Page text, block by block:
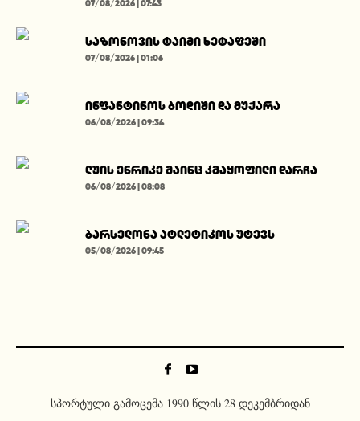
07/08/2026 | 07:43
საზონოვის ტაიმი ხეტაფეში
07/08/2026 | 01:06
ინფანტინოს ბოდიში და მუქარა
06/08/2026 | 09:34
ლუის ენრიკე მაინც კმაყოფილი დარჩა
06/08/2026 | 08:08
ბარსელონა ატლეტიკოს უტევს
05/08/2026 | 09:45
სპორტული გამოცემა 1990 წლის 28 დეკემბრიდან